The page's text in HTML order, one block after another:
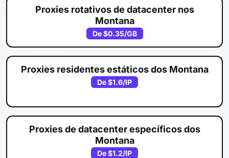
Proxies rotativos de datacenter nos
Montana
De$0.35/GB
Proxies residentes estáticos dos Montana
De$1.6/IP
Proxies de datacenter específicos dos
Montana
De$1.2/IP